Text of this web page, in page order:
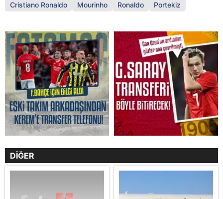
Cristiano Ronaldo
Mourinho Ronaldo Portekiz
DİĞER